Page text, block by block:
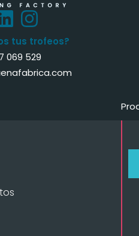
tus trofeos?
069 529